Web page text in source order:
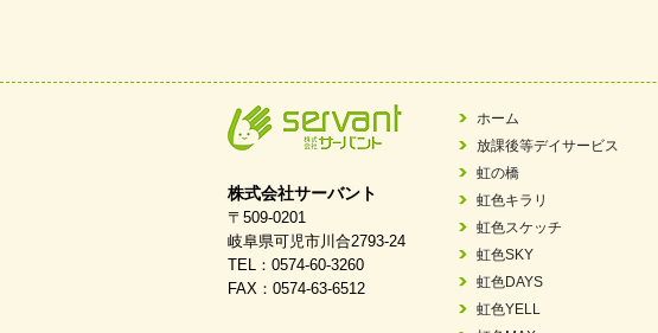
2026/02/06 岐阜県「働いてもらい方改革」優良事
FC ボンボ ジュニア 稼働中 ～体験
2025/06/10
2025/05/07 2025年6月中旬 OPEN 放課後等デイ
餅つき大会を開催しました
株式会社サーバント
〒509-0201
岐阜県可児市川合2793-24
TEL：0574-60-3260
FAX：0574-63-6512
ホーム
放課後等デイサービス
虹の橋
虹色キラリ
虹色スケッチ
虹色SKY
虹色DAYS
虹色YELL